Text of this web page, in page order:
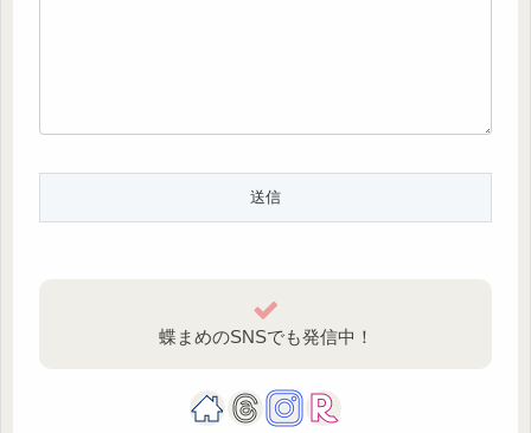
蝶まめのSNSでも発信中！